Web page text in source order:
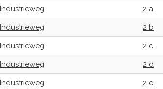
Industrieweg 2 a
Industrieweg 2 b
Industrieweg 2 c
Industrieweg 2 d
Industrieweg 2 e